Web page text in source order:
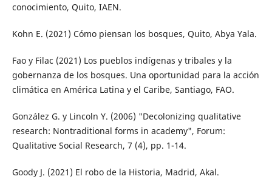
conocimiento, Quito, IAEN.
Kohn E. (2021) Cómo piensan los bosques, Quito, Abya Yala.
Fao y Filac (2021) Los pueblos indígenas y tribales y la
gobernanza de los bosques. Una oportunidad para la acción
climática en América Latina y el Caribe, Santiago, FAO.
González G. y Lincoln Y. (2006) "Decolonizing qualitative
research: Nontraditional forms in academy", Forum:
Qualitative Social Research, 7 (4), pp. 1-14.
Goody J. (2021) El robo de la Historia, Madrid, Akal.